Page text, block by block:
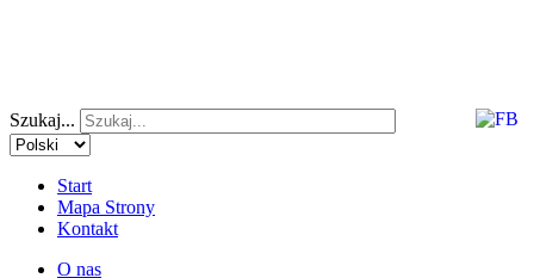
Szukaj...
Start
Mapa Strony
Kontakt
O nas